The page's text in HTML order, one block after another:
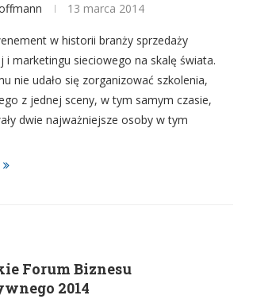
13 marca 2014
w historii branży sprzedaży
i marketingu sieciowego na skalę świata.
nie udało się zorganizować szkolenia,
z jednej sceny, w tym samym czasie,
dwie najważniejsze osoby w tym
Forum Biznesu
2014